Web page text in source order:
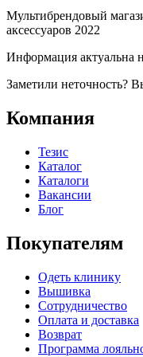
Мультибрендовый
аксессуаров 2022
Информация актуальна
Заметили неточность?
Компания
Тезис
Каталог
Каталоги
Вакансии
Блог
Покупателям
Одеть клинику
Вышивка
Сотрудничество
Оплата и доставка
Возврат
Программа